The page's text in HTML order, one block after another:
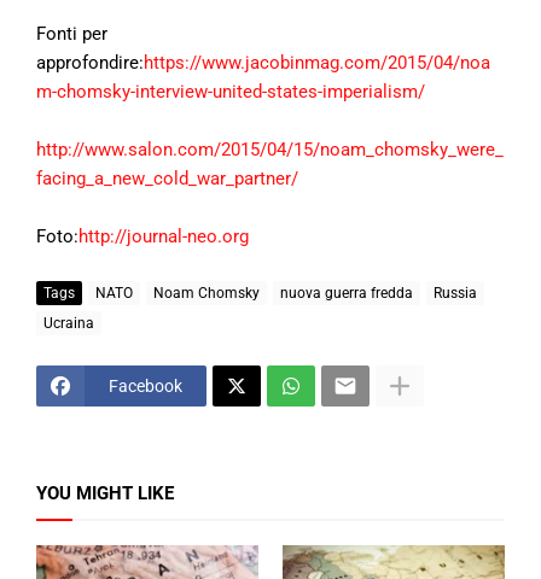
Fonti per
approfondire:https://www.jacobinmag.com/2015/04/noa
m-chomsky-interview-united-states-imperialism/
http://www.salon.com/2015/04/15/noam_chomsky_were_
facing_a_new_cold_war_partner/
Foto:http://journal-neo.org
Tags NATO Noam Chomsky nuova guerra fredda
Russia
Ucraina
Facebook
YOU MIGHT LIKE